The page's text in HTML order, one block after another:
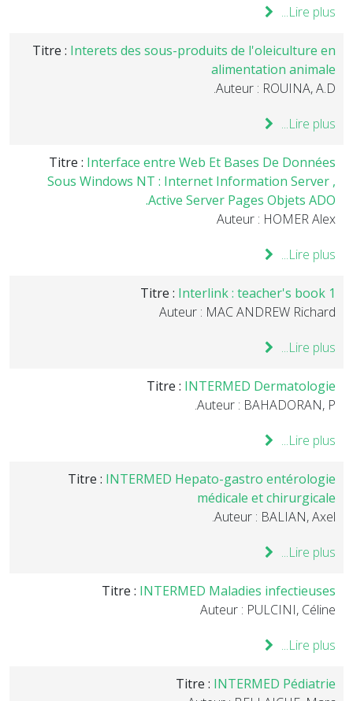
Lire plus...
Titre : Interets des sous-produits de l'oleiculture en
alimentation animale
Auteur : ROUINA, A.D.
Lire plus...
Titre : Interface entre Web Et Bases De Données
Sous Windows NT : Internet Information Server ,
Active Server Pages Objets ADO.
Auteur : HOMER Alex
Lire plus...
Titre : Interlink : teacher's book 1
Auteur : MAC ANDREW Richard
Lire plus...
Titre : INTERMED Dermatologie
Auteur : BAHADORAN, P.
Lire plus...
Titre : INTERMED Hepato-gastro entérologie
médicale et chirurgicale
Auteur : BALIAN, Axel.
Lire plus...
Titre : INTERMED Maladies infectieuses
Auteur : PULCINI, Céline
Lire plus...
Titre : INTERMED Pédiatrie